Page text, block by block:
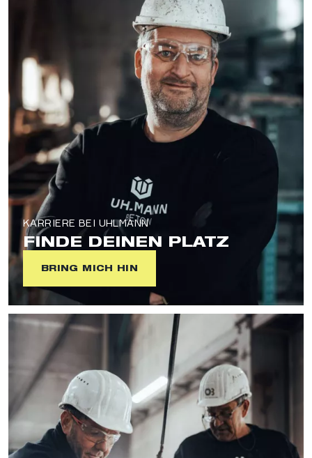
FINDE DEINEN PLATZ
KARRIERE BEI UHLMANN
BRING MICH HIN